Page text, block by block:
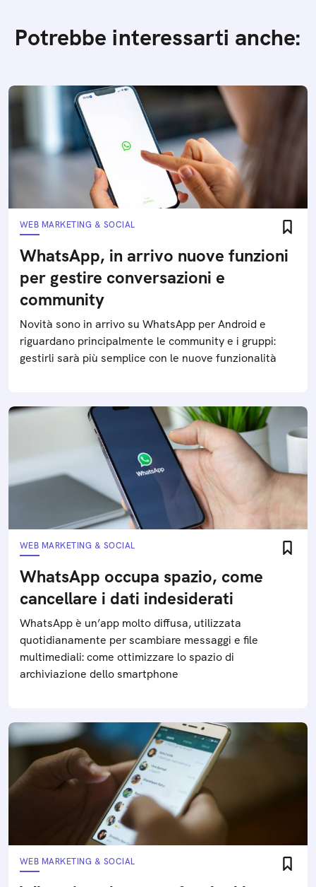
Potrebbe interessarti anche:
WEB MARKETING & SOCIAL
WhatsApp, in arrivo nuove funzioni
per gestire conversazioni e
community
Novità sono in arrivo su WhatsApp per Android e
riguardano principalmente le community e i gruppi:
gestirli sarà più semplice con le nuove funzionalità
WEB MARKETING & SOCIAL
WhatsApp occupa spazio, come
cancellare i dati indesiderati
WhatsApp è un’app molto diffusa, utilizzata
quotidianamente per scambiare messaggi e file
multimediali: come ottimizzare lo spazio di
archiviazione dello smartphone
WEB MARKETING & SOCIAL